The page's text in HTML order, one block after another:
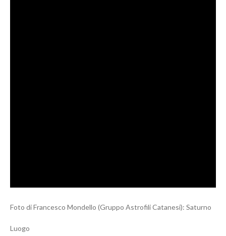
Foto di Francesco Mondello (Gruppo Astrofili Catanesi): Saturno
Luogo